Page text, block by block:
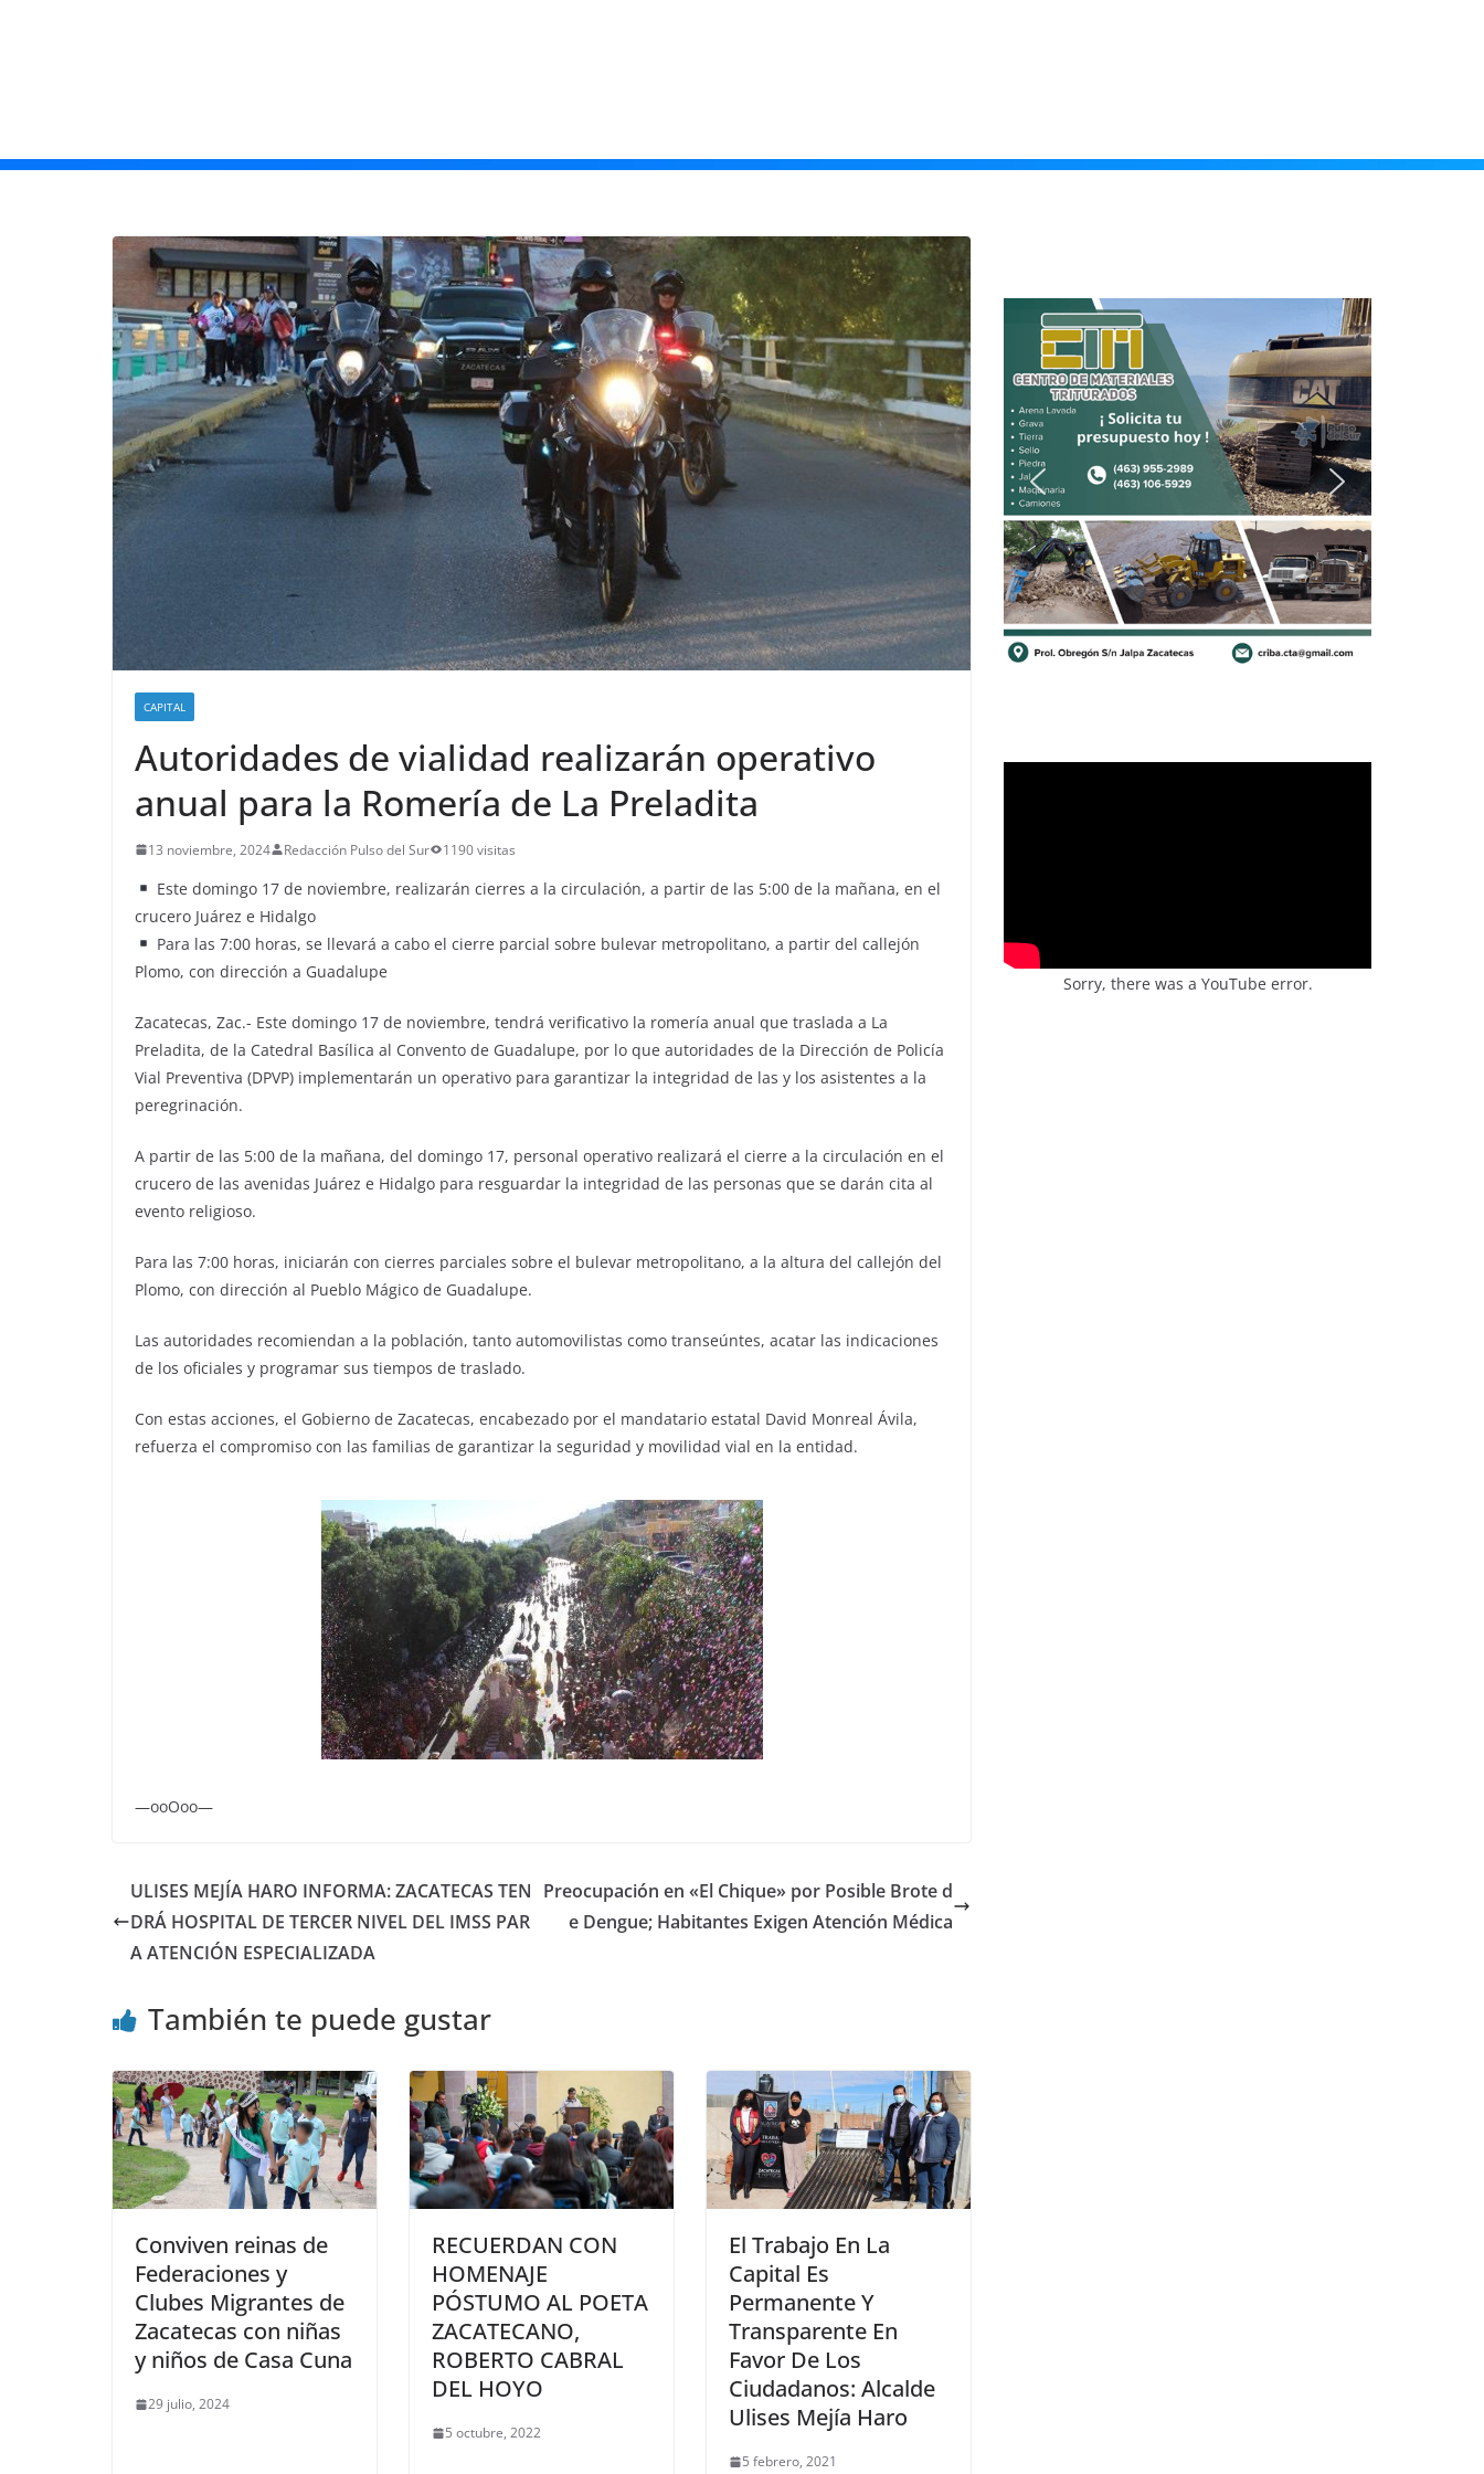
CAPITAL
Autoridades de vialidad realizarán operativo
anual para la Romería de La Preladita
13 noviembre, 2024 Redacción Pulso del Sur 1190 visitas
Este domingo 17 de noviembre, realizarán cierres a la circulación, a partir de las 5:00 de la mañana, en el
crucero Juárez e Hidalgo
Para las 7:00 horas, se llevará a cabo el cierre parcial sobre bulevar metropolitano, a partir del callejón
Plomo, con dirección a Guadalupe
Zacatecas, Zac.- Este domingo 17 de noviembre, tendrá verificativo la romería anual que traslada a La
Preladita, de la Catedral Basílica al Convento de Guadalupe, por lo que autoridades de la Dirección de Policía
Vial Preventiva (DPVP) implementarán un operativo para garantizar la integridad de las y los asistentes a la
peregrinación.
A partir de las 5:00 de la mañana, del domingo 17, personal operativo realizará el cierre a la circulación en el
crucero de las avenidas Juárez e Hidalgo para resguardar la integridad de las personas que se darán cita al
evento religioso.
Para las 7:00 horas, iniciarán con cierres parciales sobre el bulevar metropolitano, a la altura del callejón del
Plomo, con dirección al Pueblo Mágico de Guadalupe.
Las autoridades recomiendan a la población, tanto automovilistas como transeúntes, acatar las indicaciones
de los oficiales y programar sus tiempos de traslado.
Con estas acciones, el Gobierno de Zacatecas, encabezado por el mandatario estatal David Monreal Ávila,
refuerza el compromiso con las familias de garantizar la seguridad y movilidad vial en la entidad.
—ooOoo—
ULISES MEJÍA HARO INFORMA: ZACATECAS TEN
DRÁ HOSPITAL DE TERCER NIVEL DEL IMSS PAR
A ATENCIÓN ESPECIALIZADA
Preocupación en «El Chique» por Posible Brote d
e Dengue; Habitantes Exigen Atención Médica
También te puede gustar
Conviven reinas de
Federaciones y
Clubes Migrantes de
Zacatecas con niñas
y niños de Casa Cuna
29 julio, 2024
RECUERDAN CON
HOMENAJE
PÓSTUMO AL POETA
ZACATECANO,
ROBERTO CABRAL
DEL HOYO
5 octubre, 2022
El Trabajo En La
Capital Es
Permanente Y
Transparente En
Favor De Los
Ciudadanos: Alcalde
Ulises Mejía Haro
5 febrero, 2021
Sorry, there was a YouTube error.